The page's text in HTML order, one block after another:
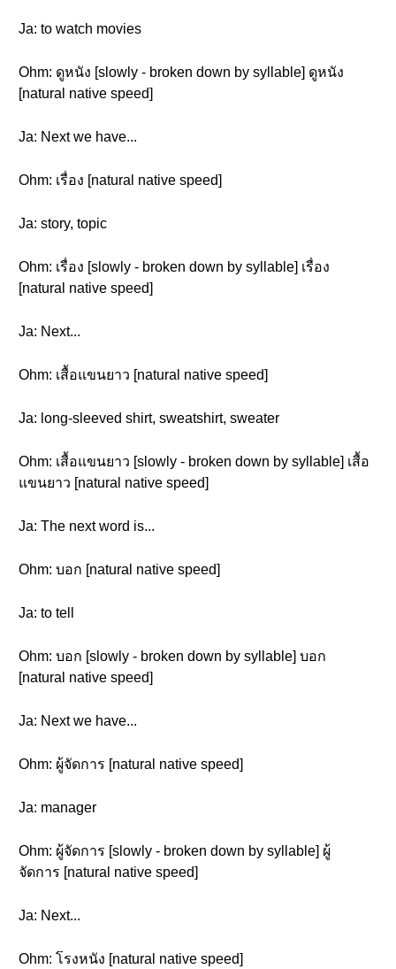
Ja: to watch movies
Ohm: ดูหนัง [slowly - broken down by syllable] ดูหนัง
[natural native speed]
Ja: Next we have...
Ohm: เรื่อง [natural native speed]
Ja: story, topic
Ohm: เรื่อง [slowly - broken down by syllable] เรื่อง
[natural native speed]
Ja: Next...
Ohm: เสื้อแขนยาว [natural native speed]
Ja: long-sleeved shirt, sweatshirt, sweater
Ohm: เสื้อแขนยาว [slowly - broken down by syllable] เสื้อ
แขนยาว [natural native speed]
Ja: The next word is...
Ohm: บอก [natural native speed]
Ja: to tell
Ohm: บอก [slowly - broken down by syllable] บอก
[natural native speed]
Ja: Next we have...
Ohm: ผู้จัดการ [natural native speed]
Ja: manager
Ohm: ผู้จัดการ [slowly - broken down by syllable] ผู้
จัดการ [natural native speed]
Ja: Next...
Ohm: โรงหนัง [natural native speed]